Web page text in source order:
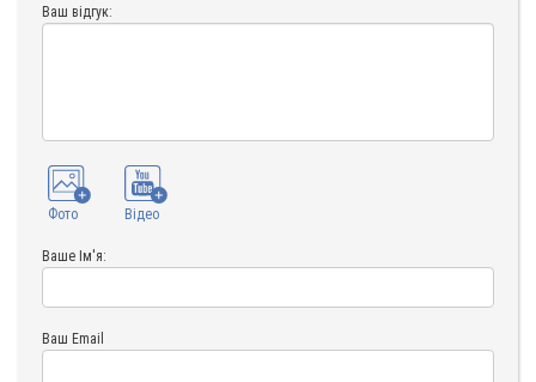
Ваш відгук:
Фото Відео
Ваше Ім'я:
Ваш Email